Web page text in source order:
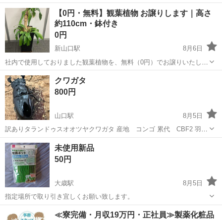
商品番号 EH-SA3C 山口市の平川あたりでのお取引をお願いしており
ます。
山口 山口市 矢原駅 その他 スチーマー
【0円・無料】観葉植物 お譲りします｜高さ
約110cm・鉢付き
0円
新山口駅
8月6日
社内で使用しておりました観葉植物を、無料（0円）でお譲りいたしま
す。 【商品】 観葉植物 ・高さ：約110cm（鉢を含む） ・黒い角型の
鉢付き 【状態について】 ・奥の幹は葉が落ちて枯れています ・緑
の...
山口 山口市 新山口駅
クワガタ
800円
山口駅
8月5日
訳ありタランドゥスオオツヤクワガタ 産地 コンゴ 累代 CBF2 羽化
日 2025 12月 サイズ 60㎜程 1メスに使用 背中に傷あり
山口 山口市 山口駅
未使用新品
50円
大歳駅
8月5日
指定場所で取り引き宜しくお願い致します。
大歳駅 その他 新品
≪寮完備・月収19万円・正社員≫製薬化粧品